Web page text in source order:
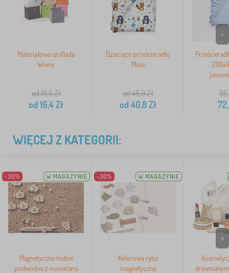
Materiałowa szuflada
Winny
od 18,6Zł
od 16,4Zł
Dziecięce prześcieradło
Misie
od 48,9Zł
od 40,8Zł
>
WIĘCEJ Z KATEGORII:
-30% W MAGAZYNIE
Magnetyczne łodzie
podwodne z numerami
-30% W MAGAZYNIE
Kolorowa ryba
magnetyczna
>